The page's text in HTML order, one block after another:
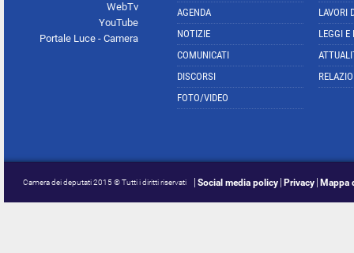
WebTv
YouTube
Portale Luce - Camera
AGENDA
NOTIZIE
COMUNICATI
DISCORSI
FOTO/VIDEO
LAVORI
LEGGI E
Camera dei deputati 2015 © Tutti i diritti riservati Social media policy Privacy Mappa